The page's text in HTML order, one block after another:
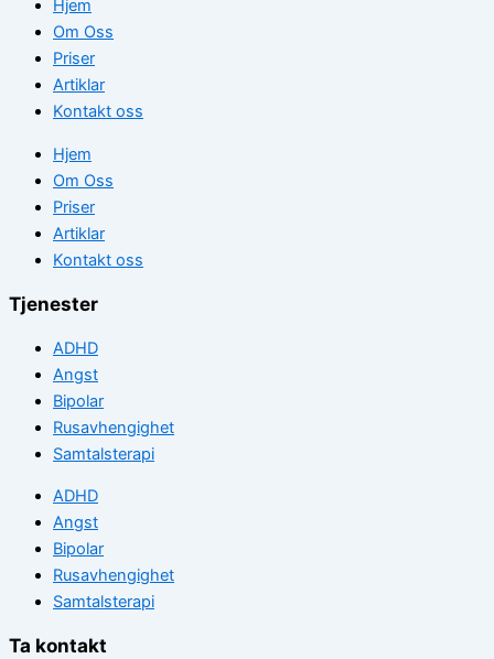
Hjem
Om Oss
Priser
Artiklar
Kontakt oss
Hjem
Om Oss
Priser
Artiklar
Kontakt oss
Tjenester
ADHD
Angst
Bipolar
Rusavhengighet
Samtalsterapi
ADHD
Angst
Bipolar
Rusavhengighet
Samtalsterapi
Ta kontakt